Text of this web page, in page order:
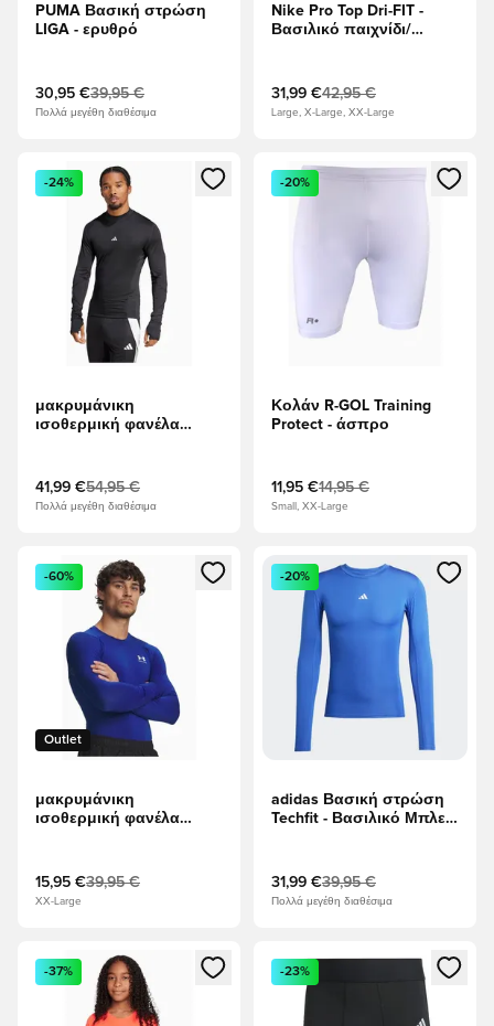
PUMA Βασική στρώση
LIGA - ερυθρό
30,95 €39,95 €
Πολλά μεγέθη διαθέσιμα
Nike Pro Top Dri-FIT -
Βασιλικό παιχνίδι/
31,99 €42,95 €
Large, X-Large, XX-Large
Ανοίγει ένα Modal για να συνδεθείτε ή να εγγραφείτε ως
-24%
μακρυμάνικη
ισοθερμική φανέλα
41,99 €54,95 €
Πολλά μεγέθη διαθέσιμα
Ανοίγει ένα Modal για να
-20%
Κολάν R-GOL Training
Protect - άσπρο
11,95 €14,95 €
Small, XX-Large
Ανοίγει ένα Modal για να συνδεθείτε ή να εγγραφείτε ως
Outlet
-60%
μακρυμάνικη
ισοθερμική φανέλα
15,95 €39,95 €
XX-Large
Ανοίγει ένα Modal για να
-20%
adidas Βασική στρώση
Techfit - Βασιλικό Μπλε
31,99 €39,95 €
Πολλά μεγέθη διαθέσιμα
Ανοίγει ένα Modal για να συνδεθείτε ή να εγγραφείτε ως
-37%
Ανοίγει ένα Modal για να
-23%